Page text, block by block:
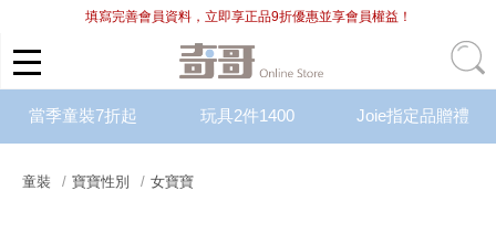
填寫完善會員資料，立即享正品9折優惠並享會員權益！
當季童裝7折起 玩具2件1400 Joie指定品贈禮
童裝 寶寶性別 女寶寶